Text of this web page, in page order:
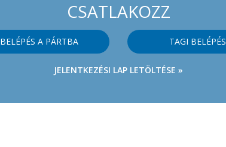
CSATLAKOZZ
BELÉPÉS A PÁRTBA TAGI BELÉPÉS
JELENTKEZÉSI LAP LETÖLTÉSE »